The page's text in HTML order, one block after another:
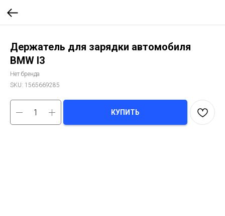
Держатель для зарядки автомобиля
BMW I3
Нет бренда
SKU: 1565669285
КУПИТЬ